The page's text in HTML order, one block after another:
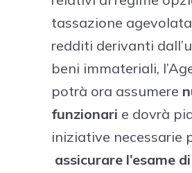
tassazione
redditi derivanti
beni immateriali,
potrà ora assumere
funzionari e dovrà
iniziative necessarie
assicurare l’esame